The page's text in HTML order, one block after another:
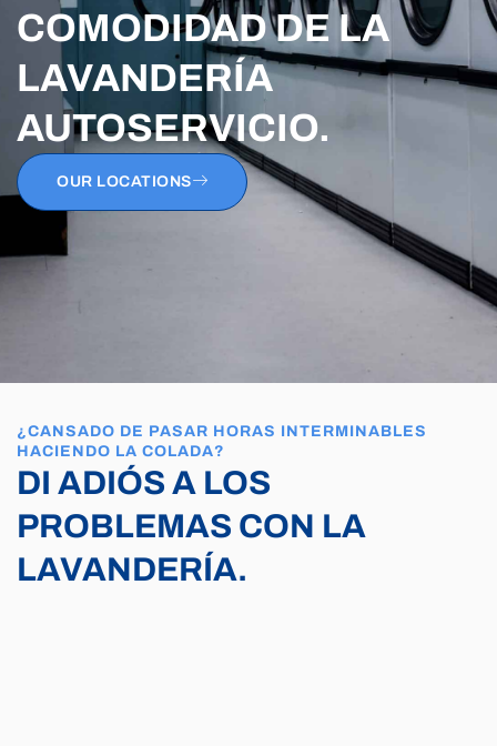
COMODIDAD DE LA
LAVANDERÍA
AUTOSERVICIO.
OUR LOCATIONS
¿CANSADO DE PASAR HORAS INTERMINABLES
HACIENDO LA COLADA?
DI ADIÓS A LOS
PROBLEMAS CON LA
LAVANDERÍA.